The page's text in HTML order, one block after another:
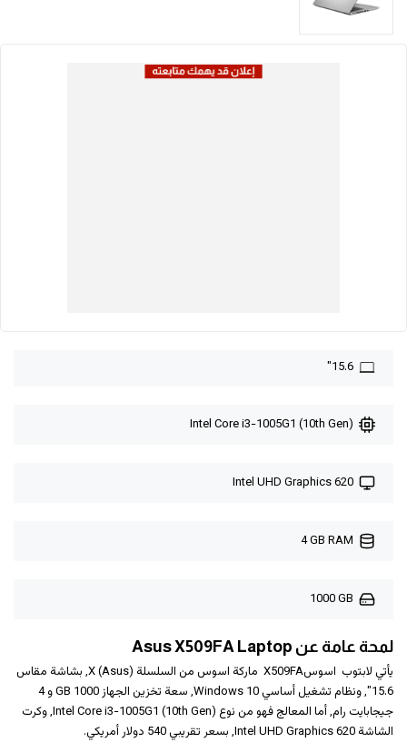
15.6"
Intel Core i3-1005G1 (10th Gen)
Intel UHD Graphics 620
4 GB RAM
1000 GB
لمحة عامة عن Asus X509FA Laptop
يأتي لابتوب ‎‎ اسوس‎‎ ‎X509‎FA‎ ماركة اسوس من السلسلة (Asus) X, بشاشة مقاس
15.6", ونظام تشغيل أساسي Windows 10, سعة تخزين الجهاز 1000 GB و ‎4
جيجابايت رام‎, أما المعالج فهو من نوع Intel Core i3-1005G1 (10th Gen), وكرت
الشاشة Intel UHD Graphics 620, بسعر تقريبي 540 دولار أمريكي.